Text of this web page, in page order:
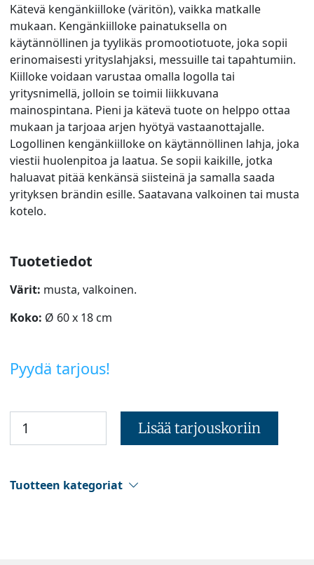
Kätevä kengänkiilloke (väritön), vaikka matkalle
mukaan. Kengänkiilloke painatuksella on
käytännöllinen ja tyylikäs promootiotuote, joka sopii
erinomaisesti yrityslahjaksi, messuille tai tapahtumiin.
Kiilloke voidaan varustaa omalla logolla tai
yritysnimellä, jolloin se toimii liikkuvana
mainospintana. Pieni ja kätevä tuote on helppo ottaa
mukaan ja tarjoaa arjen hyötyä vastaanottajalle.
Logollinen kengänkiilloke on käytännöllinen lahja, joka
viestii huolenpitoa ja laatua. Se sopii kaikille, jotka
haluavat pitää kenkänsä siisteinä ja samalla saada
yrityksen brändin esille. Saatavana valkoinen tai musta
kotelo.
Tuotetiedot
Värit: musta, valkoinen.
Koko: Ø 60 x 18 cm
Pyydä tarjous!
Lisää tarjouskoriin
Tuotteen kategoriat